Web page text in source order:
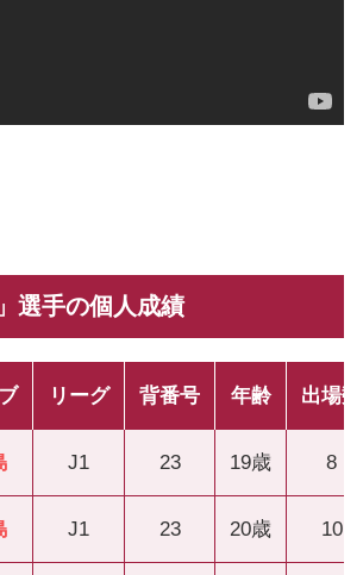
選手の個人成績
リーグ 背番号 年齢 出場数
J1 23 19歳 8
J1 23 20歳 10